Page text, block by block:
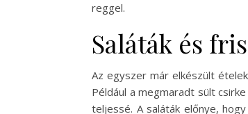
reggel.
Saláták és
Az egyszer már elkészült
Például a megmaradt sült
teljessé. A saláták előnye,